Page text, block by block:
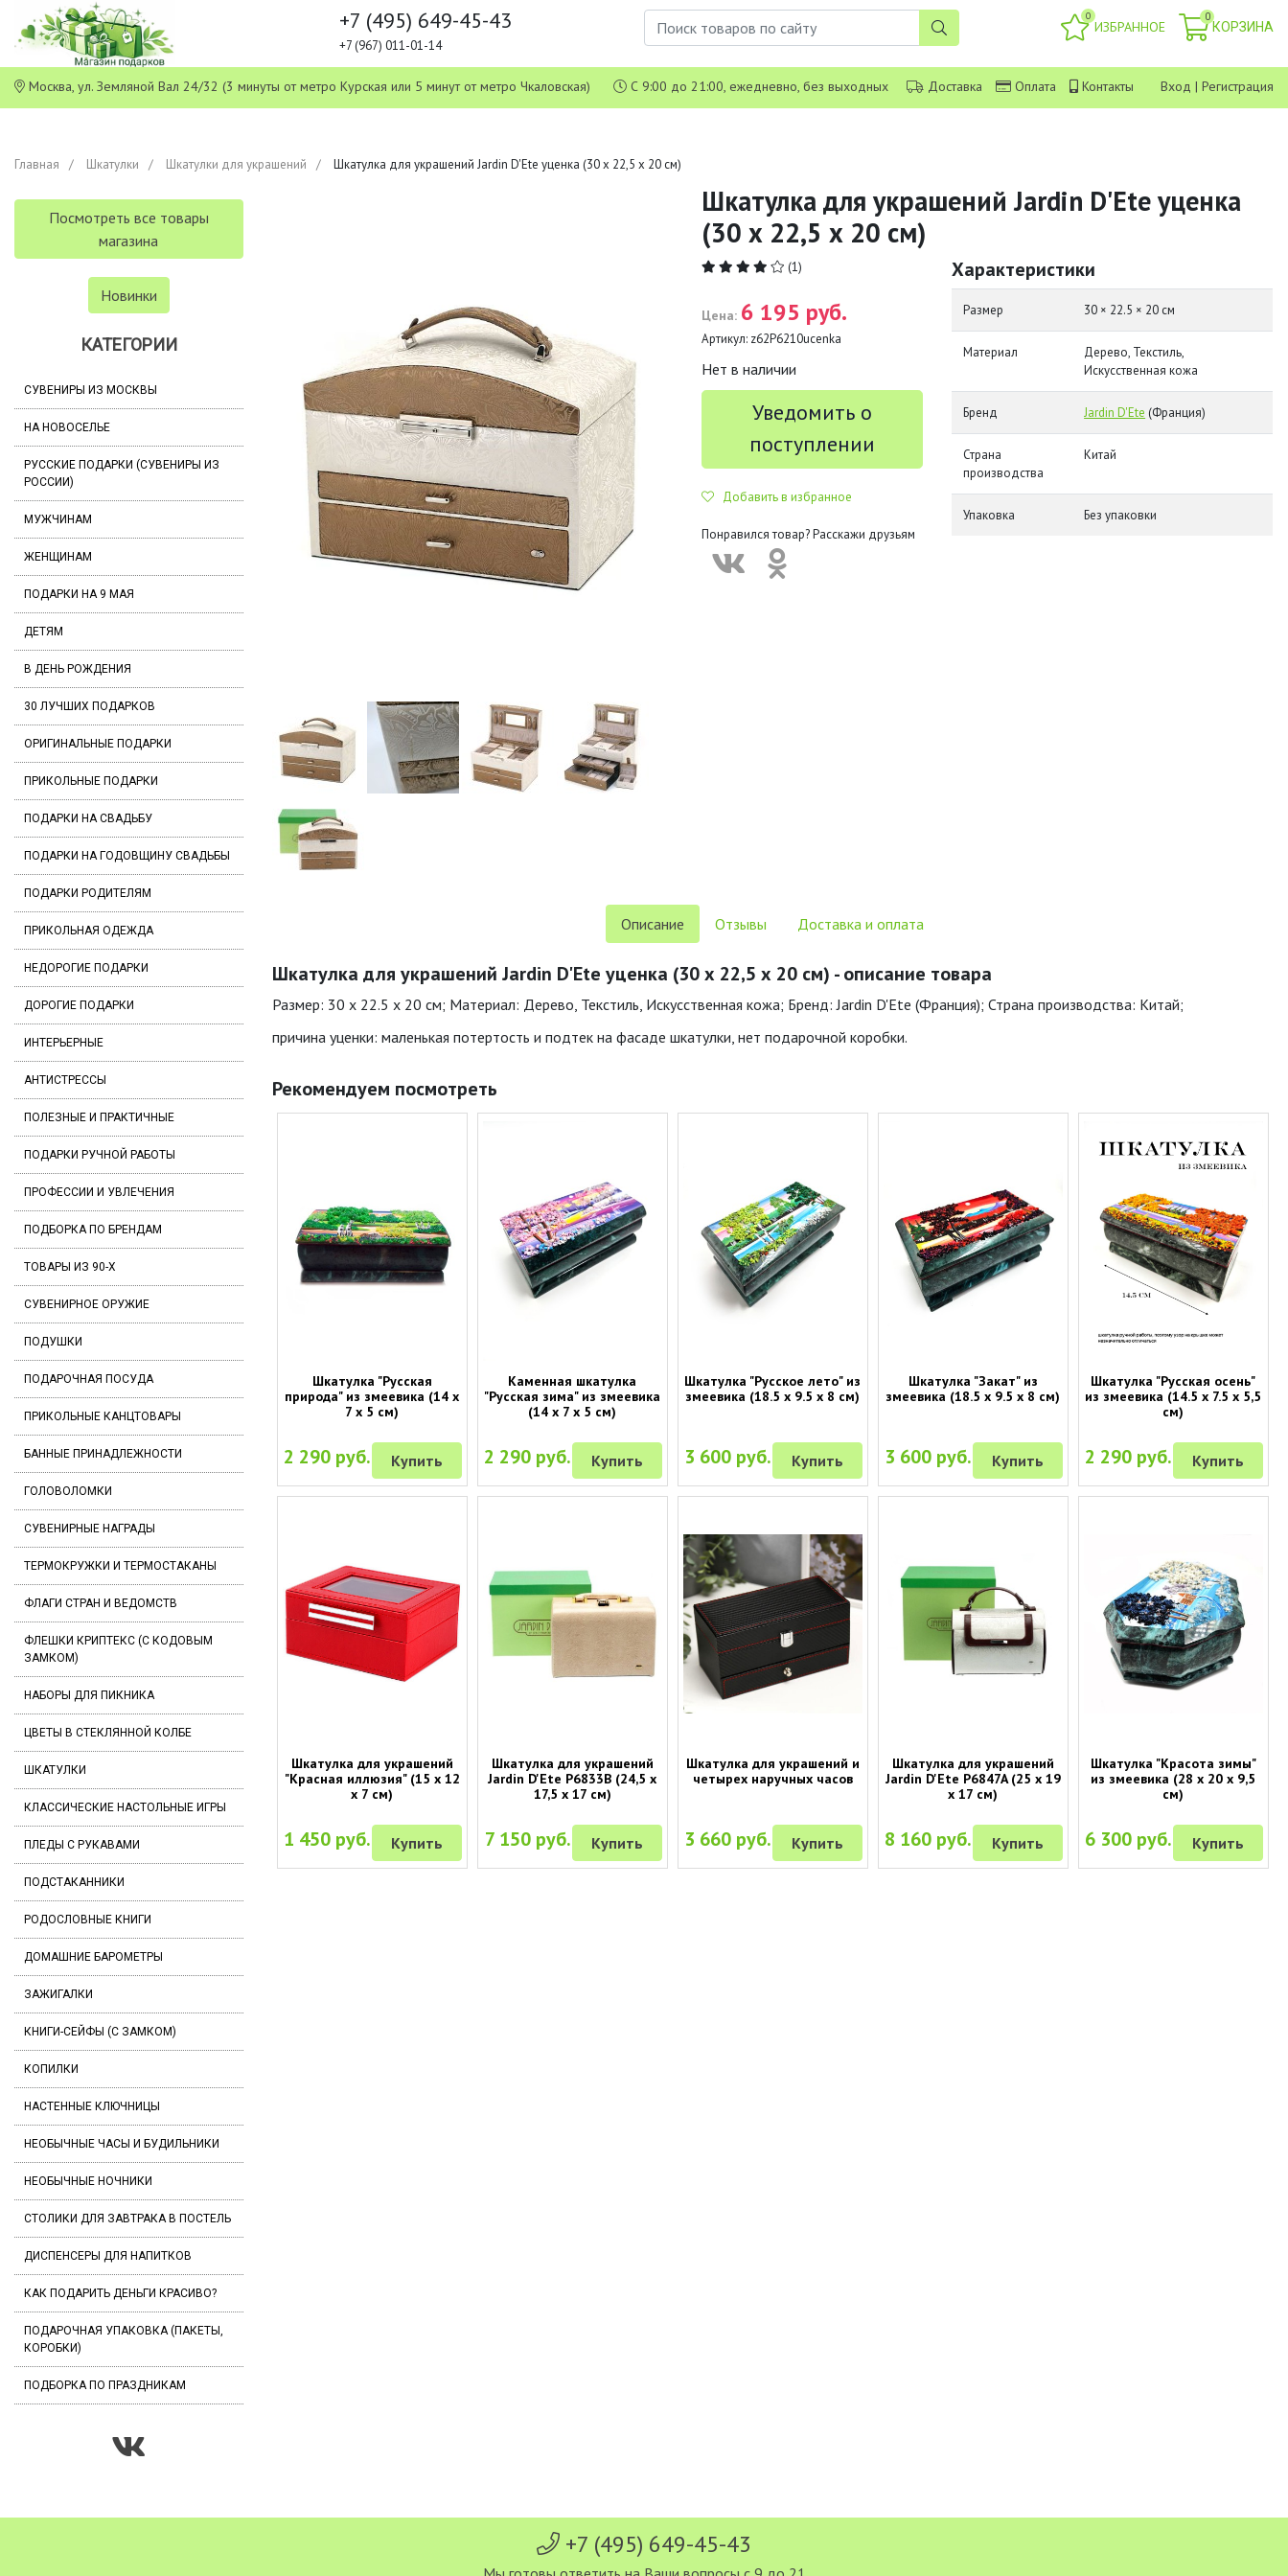
+7 (495) 649-45-43
+7 (967) 011-01-14
0
ИЗБРАННОЕ
0
КОРЗИНА
Москва, ул. Земляной Вал 24/32 (3 минуты от метро Курская или 5 минут от метро Чкаловская) С 9:00 до 21:00, ежедневно, без выходных Доставка Оплата Контакты Вход | Регистрация
Главная Шкатулки Шкатулки для украшений Шкатулка для украшений Jardin D'Ete уценка (30 х 22,5 х 20 см)
Посмотреть все товары
магазина
Новинки
КАТЕГОРИИ
СУВЕНИРЫ ИЗ МОСКВЫ
НА НОВОСЕЛЬЕ
РУССКИЕ ПОДАРКИ (СУВЕНИРЫ ИЗ
РОССИИ)
МУЖЧИНАМ
ЖЕНЩИНАМ
ПОДАРКИ НА 9 МАЯ
ДЕТЯМ
В ДЕНЬ РОЖДЕНИЯ
30 ЛУЧШИХ ПОДАРКОВ
ОРИГИНАЛЬНЫЕ ПОДАРКИ
ПРИКОЛЬНЫЕ ПОДАРКИ
ПОДАРКИ НА СВАДЬБУ
ПОДАРКИ НА ГОДОВЩИНУ СВАДЬБЫ
ПОДАРКИ РОДИТЕЛЯМ
ПРИКОЛЬНАЯ ОДЕЖДА
НЕДОРОГИЕ ПОДАРКИ
ДОРОГИЕ ПОДАРКИ
ИНТЕРЬЕРНЫЕ
АНТИСТРЕССЫ
ПОЛЕЗНЫЕ И ПРАКТИЧНЫЕ
ПОДАРКИ РУЧНОЙ РАБОТЫ
ПРОФЕССИИ И УВЛЕЧЕНИЯ
ПОДБОРКА ПО БРЕНДАМ
ТОВАРЫ ИЗ 90-Х
СУВЕНИРНОЕ ОРУЖИЕ
ПОДУШКИ
ПОДАРОЧНАЯ ПОСУДА
ПРИКОЛЬНЫЕ КАНЦТОВАРЫ
БАННЫЕ ПРИНАДЛЕЖНОСТИ
ГОЛОВОЛОМКИ
СУВЕНИРНЫЕ НАГРАДЫ
ТЕРМОКРУЖКИ И ТЕРМОСТАКАНЫ
ФЛАГИ СТРАН И ВЕДОМСТВ
ФЛЕШКИ КРИПТЕКС (С КОДОВЫМ
ЗАМКОМ)
НАБОРЫ ДЛЯ ПИКНИКА
ЦВЕТЫ В СТЕКЛЯННОЙ КОЛБЕ
ШКАТУЛКИ
КЛАССИЧЕСКИЕ НАСТОЛЬНЫЕ ИГРЫ
ПЛЕДЫ С РУКАВАМИ
ПОДСТАКАННИКИ
РОДОСЛОВНЫЕ КНИГИ
ДОМАШНИЕ БАРОМЕТРЫ
ЗАЖИГАЛКИ
КНИГИ-СЕЙФЫ (С ЗАМКОМ)
КОПИЛКИ
НАСТЕННЫЕ КЛЮЧНИЦЫ
НЕОБЫЧНЫЕ ЧАСЫ И БУДИЛЬНИКИ
НЕОБЫЧНЫЕ НОЧНИКИ
СТОЛИКИ ДЛЯ ЗАВТРАКА В ПОСТЕЛЬ
ДИСПЕНСЕРЫ ДЛЯ НАПИТКОВ
КАК ПОДАРИТЬ ДЕНЬГИ КРАСИВО?
ПОДАРОЧНАЯ УПАКОВКА (ПАКЕТЫ,
КОРОБКИ)
ПОДБОРКА ПО ПРАЗДНИКАМ
Шкатулка для украшений Jardin D'Ete уценка
(30 х 22,5 х 20 см)
(1)
Цена: 6 195 руб.
Артикул: z62P6210ucenka
Нет в наличии
Уведомить о
поступлении
Добавить в избранное
Понравился товар? Расскажи друзьям
Характеристики
Размер 30 × 22.5 × 20 см
Материал
Дерево, Текстиль,
Искусственная кожа
Бренд Jardin D'Ete (Франция)
Страна
производства
Китай
Упаковка Без упаковки
Описание Отзывы Доставка и оплата
Шкатулка для украшений Jardin D'Ete уценка (30 х 22,5 х 20 см) - описание товара
Размер: 30 x 22.5 x 20 см; Материал: Дерево, Текстиль, Искусственная кожа; Бренд: Jardin D'Ete (Франция); Страна производства: Китай;
причина уценки: маленькая потертость и подтек на фасаде шкатулки, нет подарочной коробки.
Рекомендуем посмотреть
Шкатулка "Русская
природа" из змеевика (14 х
7 х 5 см)
2 290 руб. Купить
Каменная шкатулка
"Русская зима" из змеевика
(14 х 7 х 5 см)
2 290 руб. Купить
Шкатулка "Русское лето" из
змеевика (18.5 х 9.5 х 8 см)
3 600 руб. Купить
Шкатулка "Закат" из
змеевика (18.5 х 9.5 х 8 см)
3 600 руб. Купить
Шкатулка "Русская осень"
из змеевика (14.5 х 7.5 х 5,5
см)
2 290 руб. Купить
Шкатулка для украшений
"Красная иллюзия" (15 х 12
х 7 см)
1 450 руб. Купить
Шкатулка для украшений
Jardin D'Ete P6833B (24,5 х
17,5 х 17 см)
7 150 руб. Купить
Шкатулка для украшений и
четырех наручных часов
3 660 руб. Купить
Шкатулка для украшений
Jardin D'Ete P6847A (25 х 19
х 17 см)
8 160 руб. Купить
Шкатулка "Красота зимы"
из змеевика (28 х 20 х 9,5
см)
6 300 руб. Купить
+7 (495) 649-45-43